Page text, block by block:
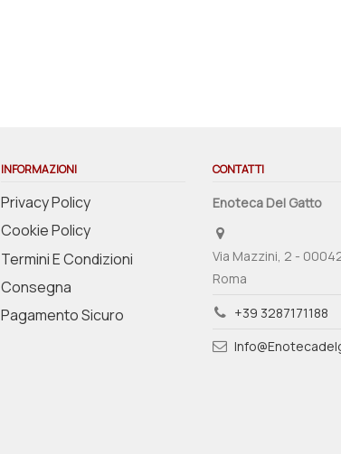
INFORMAZIONI
Privacy Policy
Cookie Policy
Termini E Condizioni
Consegna
Pagamento Sicuro
CONTATTI
Enoteca Del Gatto
Via Mazzini, 2 -
Roma
+39 3287171188